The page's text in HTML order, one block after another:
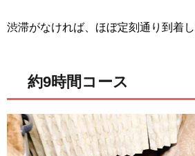
渋滞がなければ、ほぼ定刻通り到着し
約9時間コース